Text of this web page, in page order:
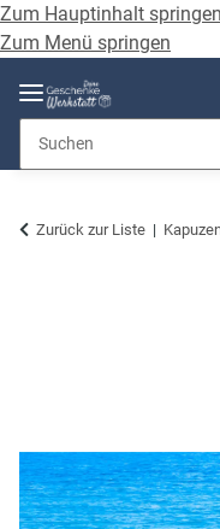
Zum Hauptinhalt springen
Zum Menü springen
Zurück zur Liste